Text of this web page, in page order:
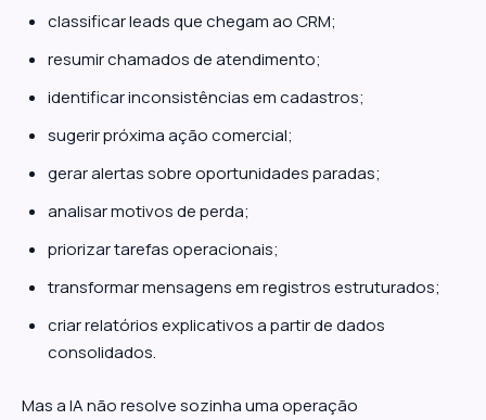
classificar leads que chegam ao CRM;
resumir chamados de atendimento;
identificar inconsistências em cadastros;
sugerir próxima ação comercial;
gerar alertas sobre oportunidades paradas;
analisar motivos de perda;
priorizar tarefas operacionais;
transformar mensagens em registros estruturados;
criar relatórios explicativos a partir de dados
consolidados.
Mas a IA não resolve sozinha uma operação